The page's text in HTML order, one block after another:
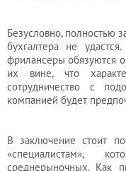
Безусловно, полностью
бухгалтера не
фрилансеры обязуются
их вине, что
сотрудничество с
компанией будет
В заключение стоит
«специалистам»,
среднерыночных. Как